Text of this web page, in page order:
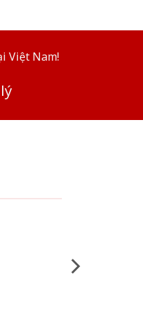
Việt Nam!